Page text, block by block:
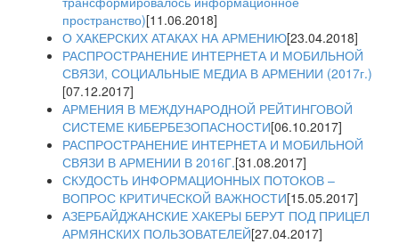
пространство)[11.06.2018]
О ХАКЕРСКИХ АТАКАХ НА АРМЕНИЮ[23.04.2018]
РАСПРОСТРАНЕНИЕ ИНТЕРНЕТА И МОБИЛЬНОЙ
СВЯЗИ, СОЦИАЛЬНЫЕ МЕДИА В АРМЕНИИ (2017г.)
[07.12.2017]
АРМЕНИЯ В МЕЖДУНАРОДНОЙ РЕЙТИНГОВОЙ
СИСТЕМЕ КИБЕРБЕЗОПАСНОСТИ[06.10.2017]
РАСПРОСТРАНЕНИЕ ИНТЕРНЕТА И МОБИЛЬНОЙ
СВЯЗИ В АРМЕНИИ В 2016Г.[31.08.2017]
СКУДОСТЬ ИНФОРМАЦИОННЫХ ПОТОКОВ –
ВОПРОС КРИТИЧЕСКОЙ ВАЖНОСТИ[15.05.2017]
АЗЕРБАЙДЖАНСКИЕ ХАКЕРЫ БЕРУТ ПОД ПРИЦЕЛ
АРМЯНСКИХ ПОЛЬЗОВАТЕЛЕЙ[27.04.2017]